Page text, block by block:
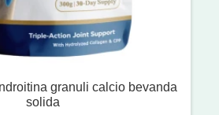
granuli calcio bevanda
solida